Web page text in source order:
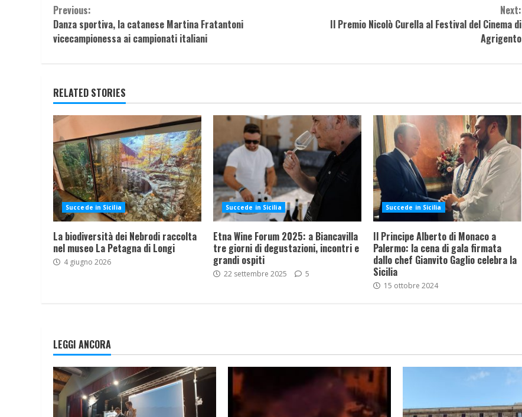
Continue
Reading
Previous:
Danza sportiva, la catanese Martina Fratantoni
vicecampionessa ai campionati italiani
Next:
Il Premio Nicolò Curella al Festival del Cinema di
Agrigento
RELATED STORIES
Succede in Sicilia
La biodiversità dei Nebrodi raccolta
nel museo La Petagna di Longi
4 giugno 2026
Succede in Sicilia
Etna Wine Forum 2025: a Biancavilla
tre giorni di degustazioni, incontri e
grandi ospiti
22 settembre 2025 5
Succede in Sicilia
Il Principe Alberto di Monaco a
Palermo: la cena di gala firmata
dallo chef Gianvito Gaglio celebra la
Sicilia
15 ottobre 2024
LEGGI ANCORA